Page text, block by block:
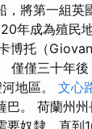
將第一組英
年成為殖民
博托（
僅僅三十年
地區。 文心
巴。 荷蘭州
要奴隸，直